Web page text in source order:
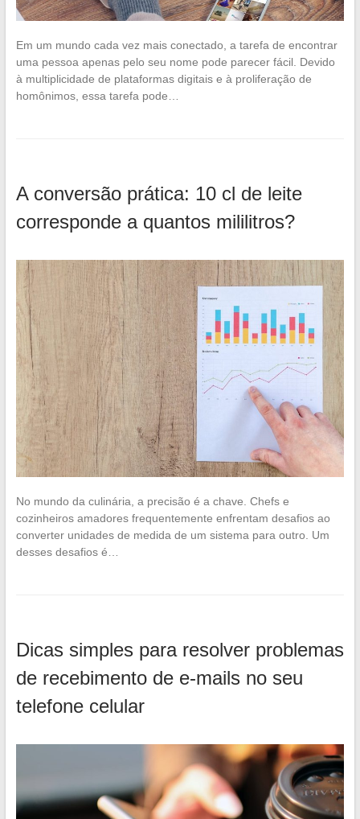
Em um mundo cada vez mais conectado, a tarefa de encontrar
uma pessoa apenas pelo seu nome pode parecer fácil. Devido
à multiplicidade de plataformas digitais e à proliferação de
homônimos, essa tarefa pode…
A conversão prática: 10 cl de leite
corresponde a quantos mililitros?
No mundo da culinária, a precisão é a chave. Chefs e
cozinheiros amadores frequentemente enfrentam desafios ao
converter unidades de medida de um sistema para outro. Um
desses desafios é…
Dicas simples para resolver problemas
de recebimento de e-mails no seu
telefone celular